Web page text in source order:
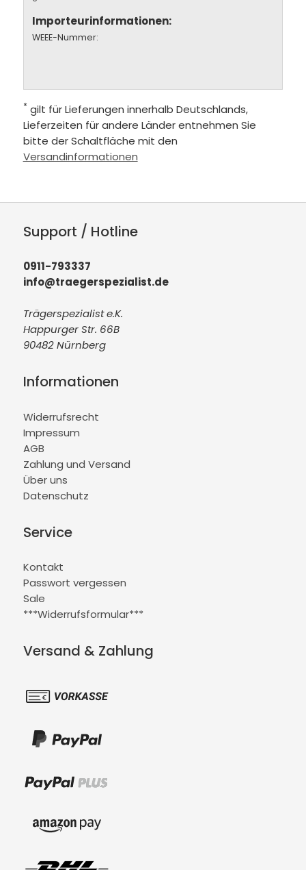
Importeurinformationen:
WEEE-Nummer:
* gilt für Lieferungen innerhalb Deutschlands,
Lieferzeiten für andere Länder entnehmen Sie
bitte der Schaltfläche mit den
Versandinformationen
Support / Hotline
0911-793337
info@traegerspezialist.de
Trägerspezialist e.K.
Happurger Str. 66B
90482 Nürnberg
Informationen
Widerrufsrecht
Impressum
AGB
Zahlung und Versand
Über uns
Datenschutz
Service
Kontakt
Passwort vergessen
Sale
***Widerrufsformular***
Versand & Zahlung